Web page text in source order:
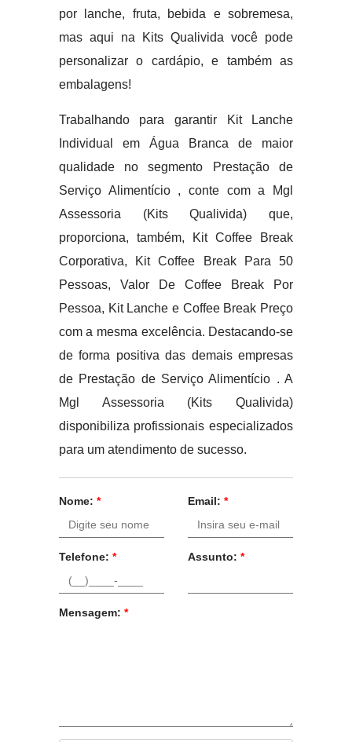
por lanche, fruta, bebida e sobremesa,
mas aqui na Kits Qualivida você pode
personalizar o cardápio, e também as
embalagens!
Trabalhando para garantir Kit Lanche
Individual em Água Branca de maior
qualidade no segmento Prestação de
Serviço Alimentício , conte com a Mgl
Assessoria (Kits Qualivida) que,
proporciona, também, Kit Coffee Break
Corporativa, Kit Coffee Break Para 50
Pessoas, Valor De Coffee Break Por
Pessoa, Kit Lanche e Coffee Break Preço
com a mesma excelência. Destacando-se
de forma positiva das demais empresas
de Prestação de Serviço Alimentício . A
Mgl Assessoria (Kits Qualivida)
disponibiliza profissionais especializados
para um atendimento de sucesso.
Nome: * Email: *
Telefone: * Assunto: *
Mensagem: *